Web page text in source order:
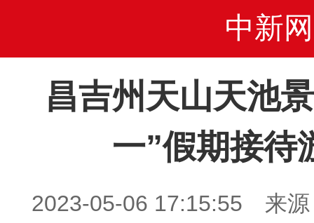
中新网
昌吉州天山天池
一”假期接待
2023-05-06 17:15:55 来源